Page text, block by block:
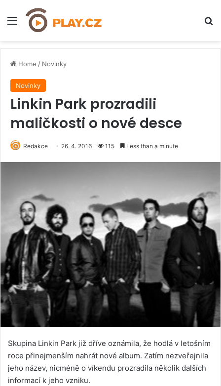
Menu
Home / Novinky
Novinky
Linkin Park prozradili
maličkosti o nové desce
Redakce 26. 4. 2016 115 Less than a minute
Skupina Linkin Park již dříve oznámila, že hodlá v letošním
roce přinejmenším nahrát nové album. Zatím nezveřejnila
jeho název, nicméně o víkendu prozradila několik dalších
informací k jeho vzniku.